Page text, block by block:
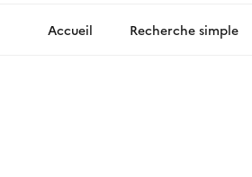
Archives diplomatiquesRecherche simple